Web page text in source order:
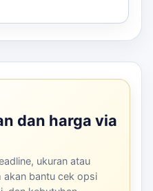
dan harga via
ukuran atau
akan bantu cek opsi